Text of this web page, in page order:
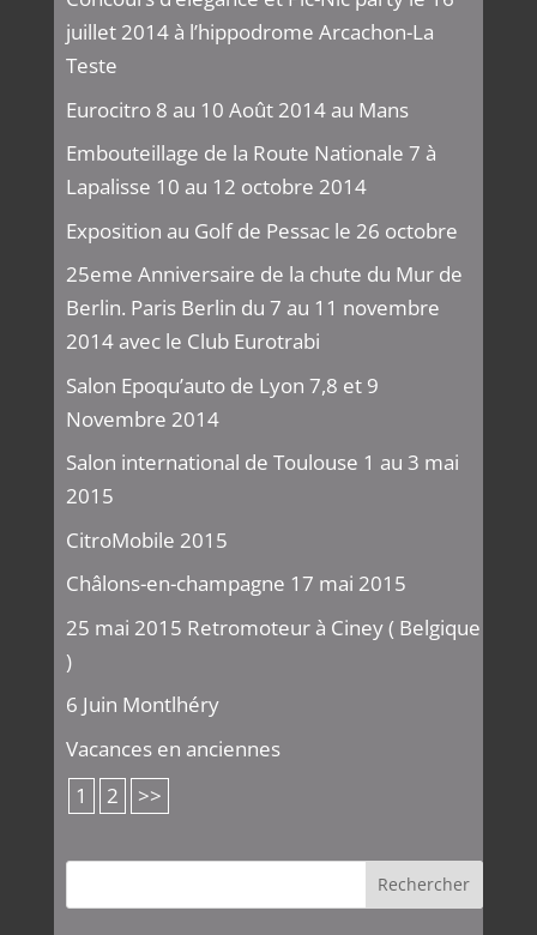
juillet 2014 à l’hippodrome Arcachon-La
Teste
Eurocitro 8 au 10 Août 2014 au Mans
Embouteillage de la Route Nationale 7 à
Lapalisse 10 au 12 octobre 2014
Exposition au Golf de Pessac le 26 octobre
25eme Anniversaire de la chute du Mur de
Berlin. Paris Berlin du 7 au 11 novembre
2014 avec le Club Eurotrabi
Salon Epoqu’auto de Lyon 7,8 et 9
Novembre 2014
Salon international de Toulouse 1 au 3 mai
2015
CitroMobile 2015
Châlons-en-champagne 17 mai 2015
25 mai 2015 Retromoteur à Ciney ( Belgique
)
6 Juin Montlhéry
Vacances en anciennes
1
2 >>